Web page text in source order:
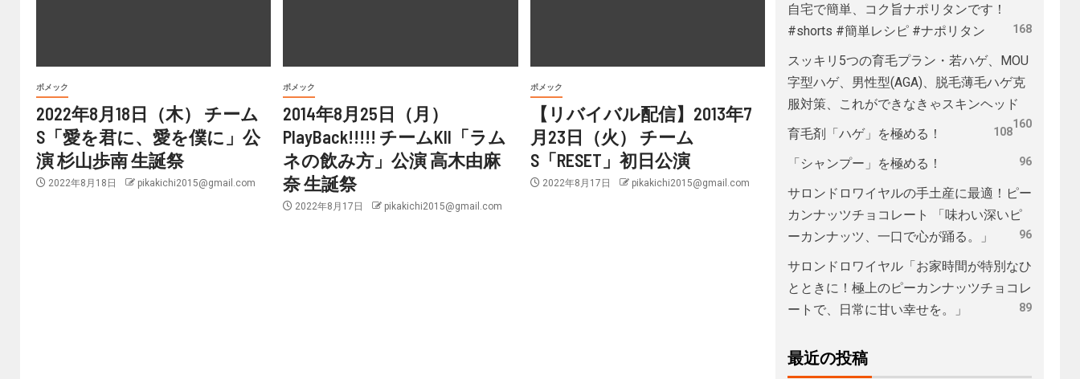
ボメック
2022年8月18日（木） チーム
S「愛を君に、愛を僕に」公
演 杉山歩南 生誕祭
2022年8月18日 pikakichi2015@gmail.com
ボメック
2014年8月25日（月）
PlayBack!!!!! チームKII「ラム
ネの飲み方」公演 高木由麻
奈 生誕祭
2022年8月17日 pikakichi2015@gmail.com
ボメック
【リバイバル配信】2013年7
月23日（火） チーム
S「RESET」初日公演
2022年8月17日 pikakichi2015@gmail.com
自宅で簡単、コク旨ナポリタンです！
#shorts #簡単レシピ #ナポリタン
168
スッキリ5つの育毛プラン・若ハゲ、MOU
字型ハゲ、男性型(AGA)、脱毛薄毛ハゲ克
服対策、これができなきゃスキンヘッド
160
育毛剤「ハゲ」を極める！ 108
「シャンプー」を極める！ 96
サロンドロワイヤルの手土産に最適！ピー
カンナッツチョコレート 「味わい深いピ
ーカンナッツ、一口で心が踊る。」
96
サロンドロワイヤル「お家時間が特別なひ
とときに！極上のピーカンナッツチョコレ
ートで、日常に甘い幸せを。」
89
最近の投稿